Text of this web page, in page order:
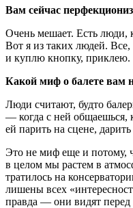
Вам сейчас
Очень мешает. Есть люди,
Вот я из таких людей.
и куплю кнопку, приклею.
Какой миф о балете вам
Люди считают, будто
— когда с ней общаешься,
ей парить на сцене,
Это не миф еще и потому,
в целом мы растем в
тратилось на
лишены всех
правда — они видят перед